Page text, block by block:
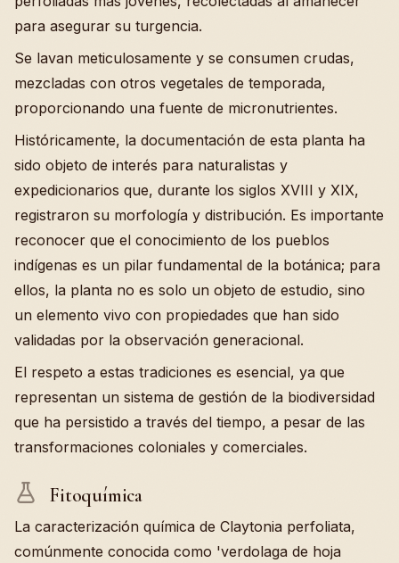
para asegurar su turgencia.
Se lavan meticulosamente y se consumen crudas,
mezcladas con otros vegetales de temporada,
proporcionando una fuente de micronutrientes.
Históricamente, la documentación de esta planta ha
sido objeto de interés para naturalistas y
expedicionarios que, durante los siglos XVIII y XIX,
registraron su morfología y distribución. Es importante
reconocer que el conocimiento de los pueblos
indígenas es un pilar fundamental de la botánica; para
ellos, la planta no es solo un objeto de estudio, sino
un elemento vivo con propiedades que han sido
validadas por la observación generacional.
El respeto a estas tradiciones es esencial, ya que
representan un sistema de gestión de la biodiversidad
que ha persistido a través del tiempo, a pesar de las
transformaciones coloniales y comerciales.
Fitoquímica
La caracterización química de Claytonia perfoliata,
comúnmente conocida como 'verdolaga de hoja